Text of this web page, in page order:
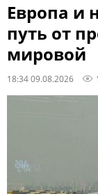
Европа и
путь от
мировой
18:34 09.08.2026